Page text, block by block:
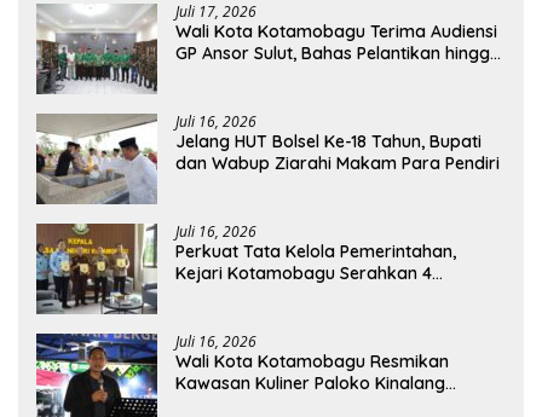
Juli 17, 2026
Wali Kota Kotamobagu Terima Audiensi
GP Ansor Sulut, Bahas Pelantikan hingga
Juli 16, 2026
Jelang HUT Bolsel Ke-18 Tahun, Bupati
dan Wabup Ziarahi Makam Para Pendiri
Juli 16, 2026
Perkuat Tata Kelola Pemerintahan,
Kejari Kotamobagu Serahkan 4
Juli 16, 2026
Wali Kota Kotamobagu Resmikan
Kawasan Kuliner Paloko Kinalang